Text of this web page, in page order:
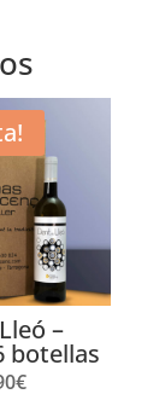
–
botellas
€El